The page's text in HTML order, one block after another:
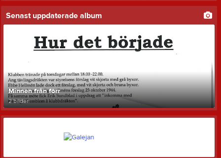
Senast uppdaterade album
Minnen från förr
2 bilder